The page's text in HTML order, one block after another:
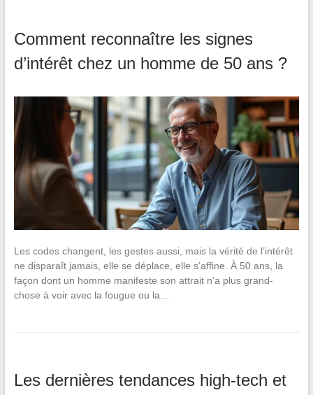
Comment reconnaître les signes
d’intérêt chez un homme de 50 ans ?
Les codes changent, les gestes aussi, mais la vérité de l’intérêt
ne disparaît jamais, elle se déplace, elle s’affine. À 50 ans, la
façon dont un homme manifeste son attrait n’a plus grand-
chose à voir avec la fougue ou la…
Les dernières tendances high-tech et